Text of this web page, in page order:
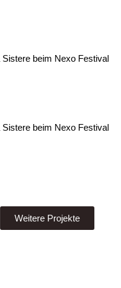
Weitere Projekte